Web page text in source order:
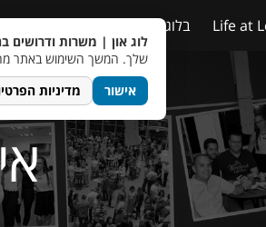
Life at בלוג
לוג און | משרות ודרושים
שלך. המשך השימוש באתר
אישור
מדיניות